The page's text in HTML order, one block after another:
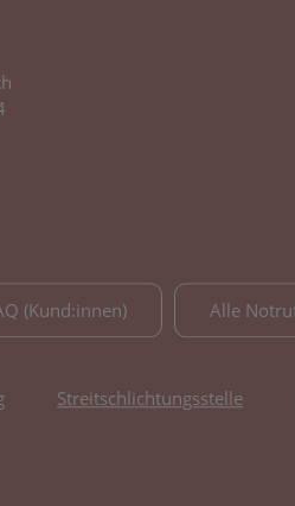
(Kund:innen) Alle
Streitschlichtungsstelle